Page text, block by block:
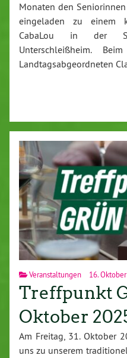
Monaten den
eingeladen zu einem
CabaLou in der
Unterschleißheim.
Landtagsabgeordneten
Veranstaltungen 16.
Treffpunkt
Oktober
Am Freitag, 31. Oktober
uns zu unserem